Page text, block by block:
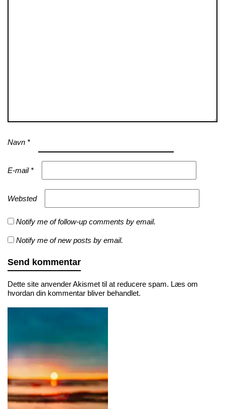
Navn *
E-mail *
Websted
Notify me of follow-up comments by email.
Notify me of new posts by email.
Dette site anvender Akismet til at reducere spam. Læs om
hvordan din kommentar bliver behandlet.